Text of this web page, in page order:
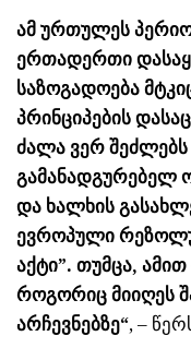
ამ ურთულეს
ერთადერთი
საზოგადოება
პრინციპების
ძალა ვერ შეძლებს
გამანადგურებელ
და ხალხის
ევროპული
აქტი”. თუმცა, ამით
როგორიც მიიღეს
არჩევნებზე“, –